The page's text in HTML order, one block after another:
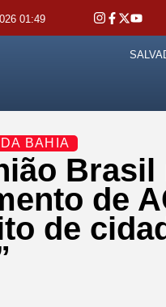
01:49
BAHIA
de
de